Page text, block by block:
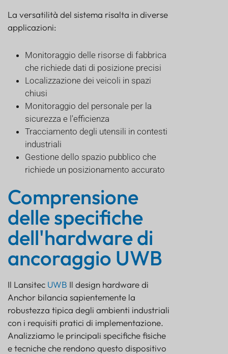
La versatilità del sistema risalta in diverse
applicazioni:
Monitoraggio delle risorse di fabbrica
che richiede dati di posizione precisi
Localizzazione dei veicoli in spazi
chiusi
Monitoraggio del personale per la
sicurezza e l'efficienza
Tracciamento degli utensili in contesti
industriali
Gestione dello spazio pubblico che
richiede un posizionamento accurato
Comprensione
delle specifiche
dell'hardware di
ancoraggio UWB
Il Lansitec UWB Il design hardware di
Anchor bilancia sapientemente la
robustezza tipica degli ambienti industriali
con i requisiti pratici di implementazione.
Analizziamo le principali specifiche fisiche
e tecniche che rendono questo dispositivo